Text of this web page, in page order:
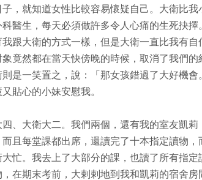
，就知道女性比較容易懷疑自己。大衛比
醫生，每天必須做許多令人心痛的生死抉
跟大衛的方式一樣，但是大衛一直比我有
竟然都在當天快傍晚的時候，取消了我們
是一笑置之，說：「那女孩錯過了大好機
貼心的小妹安慰我。
、大衛大二。我們兩個，還有我的室友凱
且每堂課都出席，還讀完了十本指定讀物
忙。我去上了大部分的課，也讀了所有指
在期末考前，大剌剌地到我和凱莉的宿舍